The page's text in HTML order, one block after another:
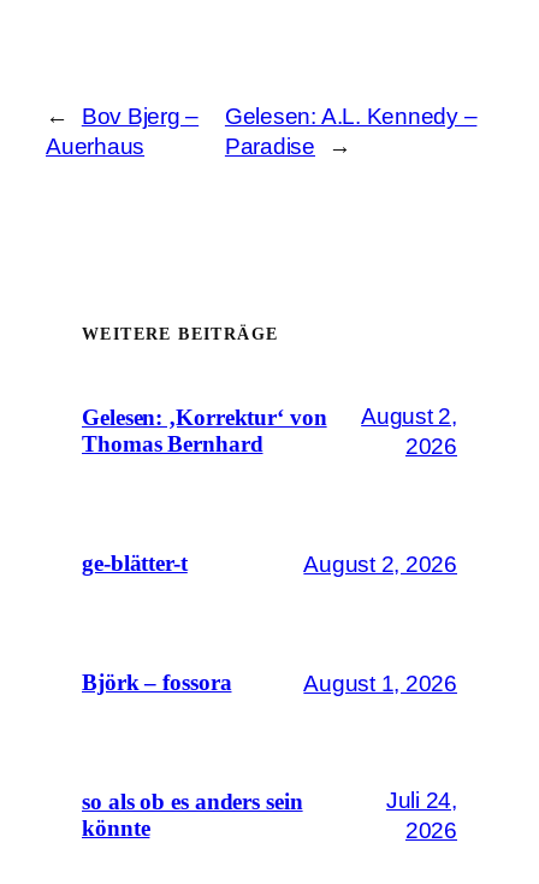
←
Bov Bjerg –
Auerhaus
Gelesen: A.L. Kennedy –
Paradise
→
WEITERE BEITRÄGE
Gelesen: ‚Korrektur‘ von
Thomas Bernhard
August 2,
2026
ge-blätter-t August 2, 2026
Björk – fossora August 1, 2026
so als ob es anders sein
könnte
Juli 24,
2026